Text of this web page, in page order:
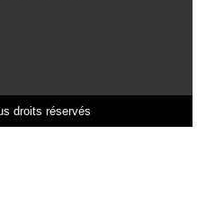
droits réservés